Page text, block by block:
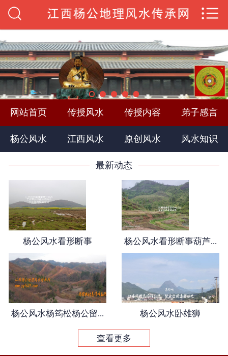
× 首页
传授风水
杨公风水
风水知识
阳宅风水
日课择日
四柱八字
图片新闻
关于我们
最新动态
弟子感言
网站首页 传授风水 传授内容 弟子感言
杨公风水 江西风水 原创风水 风水知识
最新动态
杨公风水看形断事 杨公风水看形断事葫芦...
杨公风水杨筠松杨公留... 杨公风水卧雄狮
查看更多